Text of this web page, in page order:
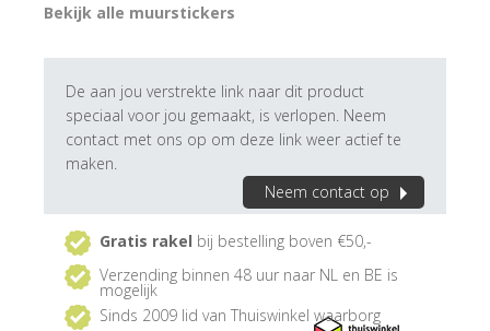
Bekijk alle muurstickers
De aan jou verstrekte link naar dit product
speciaal voor jou gemaakt, is verlopen. Neem
contact met ons op om deze link weer actief te
maken.
Neem contact op
Gratis rakel bij bestelling boven €50,-
Verzending binnen 48 uur naar NL en BE is
mogelijk
Sinds 2009 lid van Thuiswinkel waarborg